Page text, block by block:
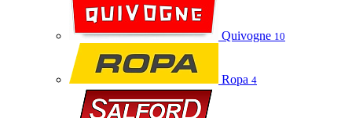
Quivogne 10
Ropa 4